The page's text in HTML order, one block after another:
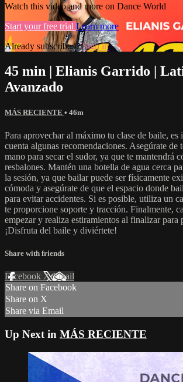
Watch this video and more on Dance World
Start your free trial Learn more
Already subscribed?Sign in
45 min | Elianis Garrido |
Avanzado
MÁS RECIENTE • 46m
Para aprovechar al máximo tu clase de baile, es
cuenta algunas recomendaciones. Asegúrate de
mano para secar el sudor, ya que te mantendrá
resbalones. Mantén una botella de agua cerca
la sesión, ya que bailar puede ser físicamente
cómoda y asegúrate de que el espacio donde
para evitar accidentes. Si es posible, utiliza un
te proporcione soporte y tracción. Finalmente,
empezar y realiza estiramientos al finalizar para
¡Disfruta del baile y diviértete!
Share with friends
Facebook XEmail
Share on Facebook
Share on X
Share via Email
Up Next in MÁS RECIENTE